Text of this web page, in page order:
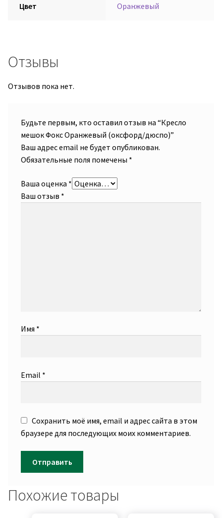
Цвет Оранжевый
Отзывы
Отзывов пока нет.
Будьте первым, кто оставил отзыв на “Кресло
мешок Фокс Оранжевый (оксфорд/дюспо)”
Ваш адрес email не будет опубликован.
Обязательные поля помечены *
Ваша оценка *
Ваш отзыв *
Имя *
Email *
Сохранить моё имя, email и адрес сайта в этом
браузере для последующих моих комментариев.
Похожие товары